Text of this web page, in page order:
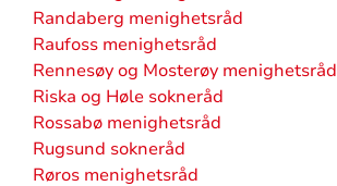
Randaberg menighetsråd
Raufoss menighetsråd
Rennesøy og Mosterøy menighetsråd
Riska og Høle sokneråd
Rossabø menighetsråd
Rugsund sokneråd
Røros menighetsråd